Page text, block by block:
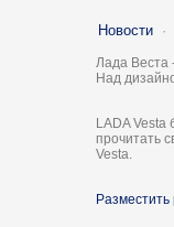
Новости ·
Лада Веста
Над
LADA
прочитать
Vesta.
Разместить